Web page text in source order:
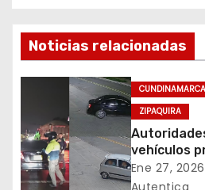
e
g
c
i
Noticias relacionadas
CUNDINAMARCA
ZIPAQUIRA
vehículos
vinculados
conjuntos
Ene 27, 2026
Autentica